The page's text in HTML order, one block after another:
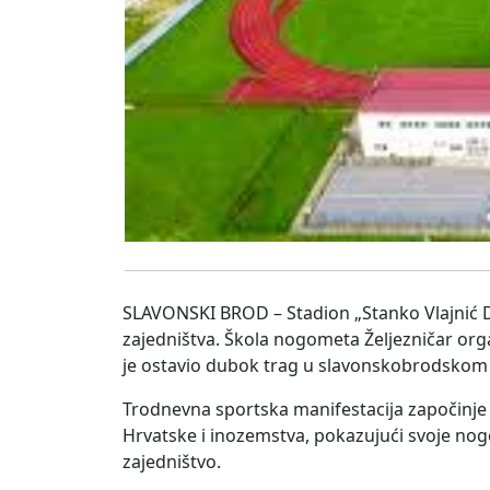
SLAVONSKI BROD – Stadion „Stanko
zajedništva. Škola nogometa Željezničar
je ostavio dubok trag u
Trodnevna sportska manifestacija
Hrvatske i inozemstva, pokazujući svoje
zajedništvo.